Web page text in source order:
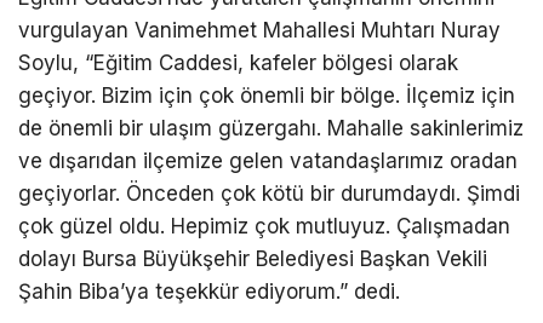
vurgulayan Vanimehmet Mahallesi Muhtarı Nuray
Soylu, “Eğitim Caddesi, kafeler bölgesi olarak
geçiyor. Bizim için çok önemli bir bölge. İlçemiz için
de önemli bir ulaşım güzergahı. Mahalle sakinlerimiz
ve dışarıdan ilçemize gelen vatandaşlarımız oradan
geçiyorlar. Önceden çok kötü bir durumdaydı. Şimdi
çok güzel oldu. Hepimiz çok mutluyuz. Çalışmadan
dolayı Bursa Büyükşehir Belediyesi Başkan Vekili
Şahin Biba’ya teşekkür ediyorum.” dedi.